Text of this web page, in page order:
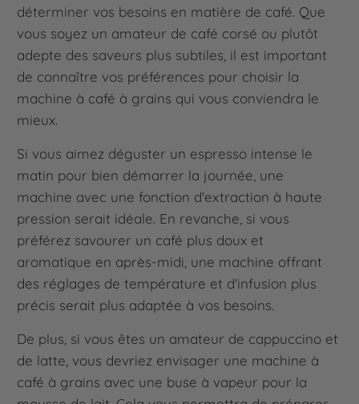
déterminer vos besoins en matière de café. Que
vous soyez un amateur de café corsé ou plutôt
adepte des saveurs plus subtiles, il est important
de connaître vos préférences pour choisir la
machine à café à grains qui vous conviendra le
mieux.
Si vous aimez déguster un espresso intense le
matin pour bien démarrer la journée, une
machine avec une fonction d'extraction à haute
pression serait idéale. En revanche, si vous
préférez savourer un café plus doux et
aromatique en après-midi, une machine offrant
des réglages de température et d'infusion plus
précis serait plus adaptée à vos besoins.
De plus, si vous êtes un amateur de cappuccino et
de latte, vous devriez envisager une machine à
café à grains avec une buse à vapeur pour la